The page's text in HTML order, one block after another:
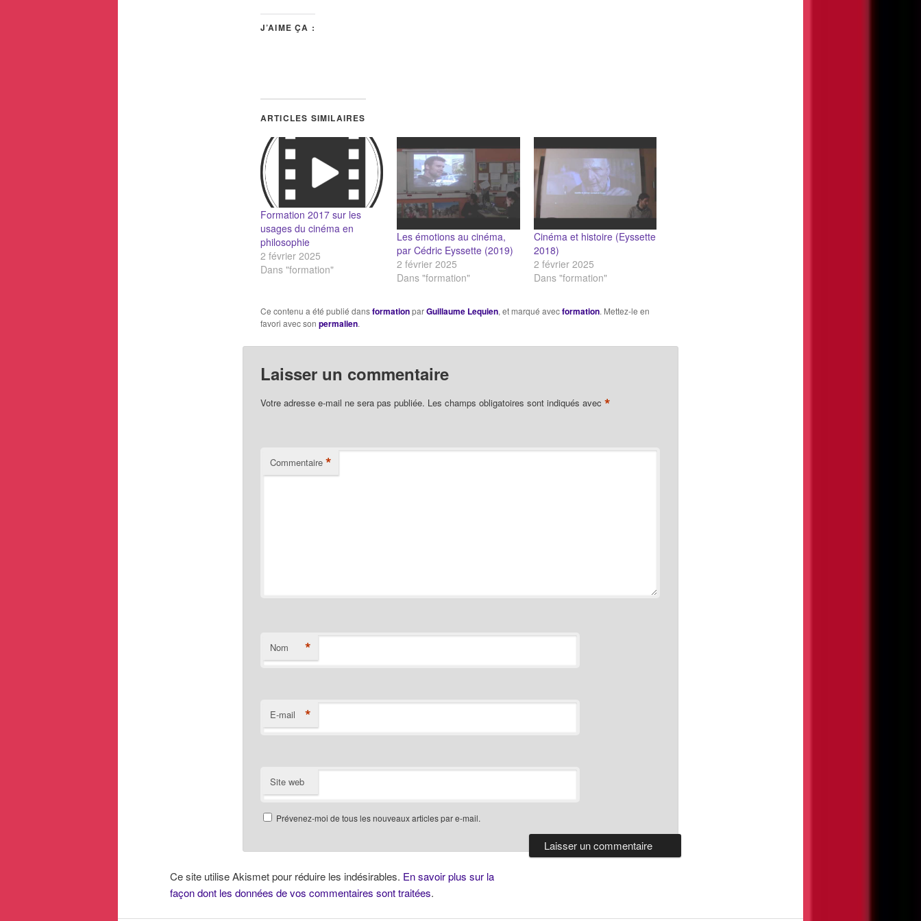
J’AIME ÇA :
ARTICLES SIMILAIRES
Formation 2017 sur les
usages du cinéma en
philosophie
2 février 2025
Dans "formation"
Les émotions au cinéma,
par Cédric Eyssette (2019)
2 février 2025
Dans "formation"
Cinéma et histoire (Eyssette
2018)
2 février 2025
Dans "formation"
Ce contenu a été publié dansformationparGuillaume Lequien, et marqué avecformation. Mettez-le en
favori avec son permalien.
Laisser un commentaire
Votre adresse e-mail ne sera pas publiée. Les champs obligatoires sont indiqués avec *
Commentaire *
Nom *
E-mail *
Site web
Prévenez-moi de tous les nouveaux articles par e-mail.
Ce site utilise Akismet pour réduire les indésirables. En savoir plus sur la
façon dont les données de vos commentaires sont traitées.